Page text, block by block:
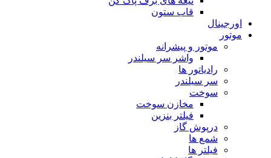
قاب ستون
اورجینال
موتور
موتور و پیشرانه
واشر سر سیلندر
رادیاتور ها
سر سیلندر
سوخت
مخازن سوخت
فیلتر بنزین
درپوش گاز
شمع ها
فیلتر ها